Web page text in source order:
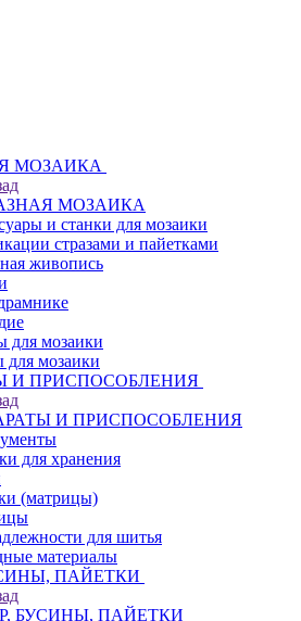
МОЗАИКА
МОЗАИКА
и станки для мозаики
стразами и пайетками
живопись
для мозаики
мозаики
И ПРИСПОСОБЛЕНИЯ
И ПРИСПОСОБЛЕНИЯ
для хранения
(матрицы)
для шитья
материалы
ПАЙЕТКИ
БУСИНЫ, ПАЙЕТКИ